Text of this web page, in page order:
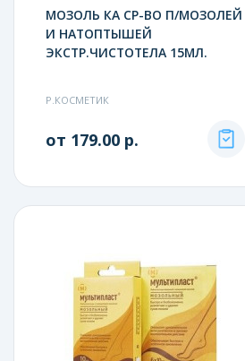
МОЗОЛЬ КА СР-ВО П/МОЗОЛЕЙ
И НАТОПТЫШЕЙ
ЭКСТР.ЧИСТОТЕЛА 15МЛ.
Р.КОСМЕТИК
от 179.00 р.